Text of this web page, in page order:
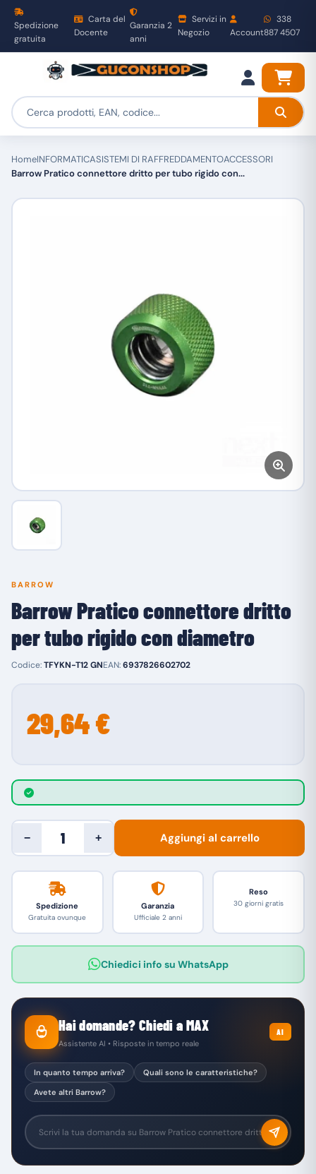
Spedizione
gratuita
Carta del
Docente
Garanzia 2
anni
Servizi in
Negozio
Account
338
887 4507
HomeINFORMATICASISTEMI DI RAFFREDDAMENTOACCESSORI
Barrow Pratico connettore dritto per tubo rigido con...
BARROW
Barrow Pratico connettore dritto
per tubo rigido con diametro
Codice:TFYKN-T12 GNEAN:6937826602702
29,64 €
− + Aggiungi al carrello
Spedizione
Gratuita ovunque
Garanzia
Ufficiale 2 anni
Reso
30 giorni gratis
Chiedici info su WhatsApp
Hai domande? Chiedi a MAX
Assistente AI • Risposte in tempo reale
AI
In quanto tempo arriva?
Quali sono le caratteristiche?
Avete altri Barrow?